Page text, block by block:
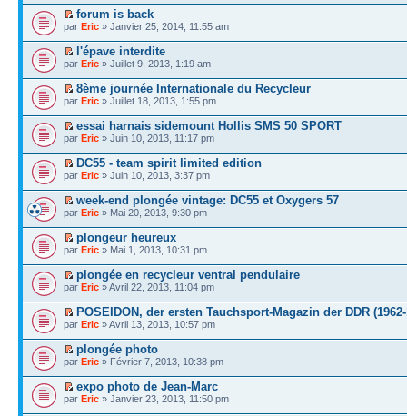
forum is back
par Eric » Janvier 25, 2014, 11:55 am
l'épave interdite
par Eric » Juillet 9, 2013, 1:19 am
8ème journée Internationale du Recycleur
par Eric » Juillet 18, 2013, 1:55 pm
essai harnais sidemount Hollis SMS 50 SPORT
par Eric » Juin 10, 2013, 11:17 pm
DC55 - team spirit limited edition
par Eric » Juin 10, 2013, 3:37 pm
week-end plongée vintage: DC55 et Oxygers 57
par Eric » Mai 20, 2013, 9:30 pm
plongeur heureux
par Eric » Mai 1, 2013, 10:31 pm
plongée en recycleur ventral pendulaire
par Eric » Avril 22, 2013, 11:04 pm
POSEIDON, der ersten Tauchsport-Magazin der DDR (1962-
par Eric » Avril 13, 2013, 10:57 pm
plongée photo
par Eric » Février 7, 2013, 10:38 pm
expo photo de Jean-Marc
par Eric » Janvier 23, 2013, 11:50 pm